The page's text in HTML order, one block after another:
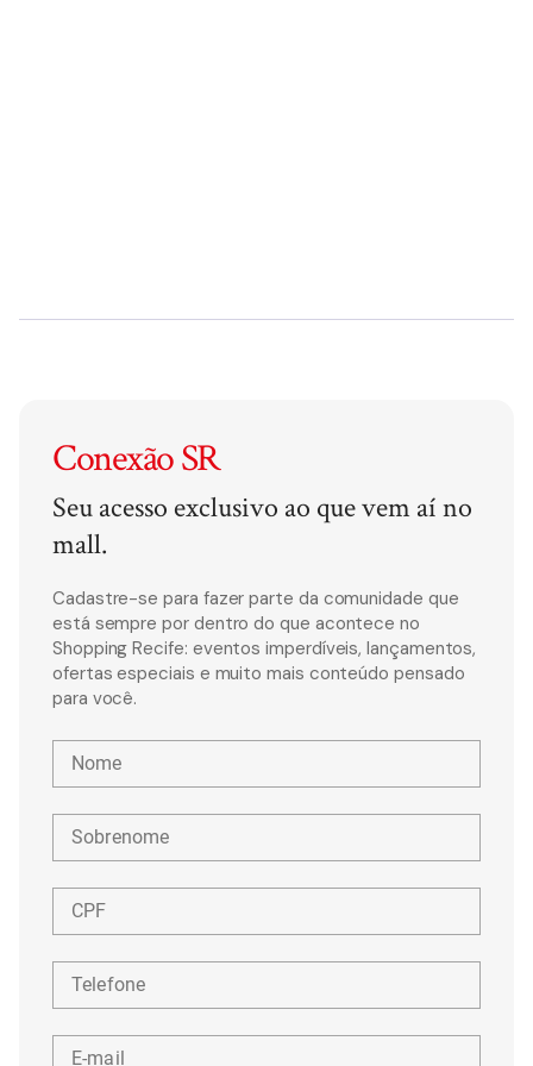
Conexão SR
Seu acesso exclusivo ao que vem aí no
mall.
Cadastre-se para fazer parte da comunidade que
está sempre por dentro do que acontece no
Shopping Recife: eventos imperdíveis, lançamentos,
ofertas especiais e muito mais conteúdo pensado
para você.
Nome
Sobrenome
CPF
Telefone
E-mail